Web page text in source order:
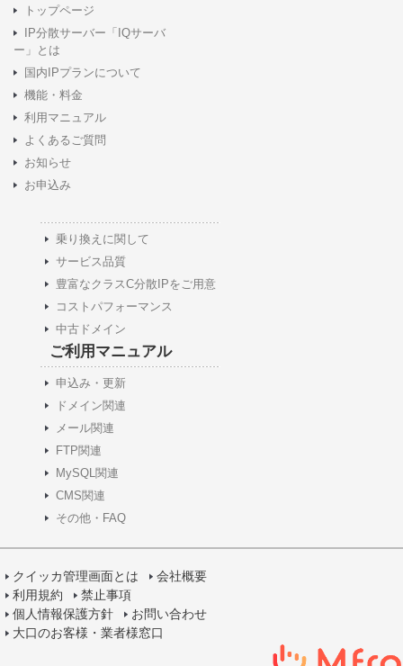
トップページ
IP分散サーバー「IQサーバ
ー」とは
国内IPプランについて
機能・料金
利用マニュアル
よくあるご質問
お知らせ
お申込み
乗り換えに関して
サービス品質
豊富なクラスC分散IPをご用意
コストパフォーマンス
中古ドメイン
ご利用マニュアル
申込み・更新
ドメイン関連
メール関連
FTP関連
MySQL関連
CMS関連
その他・FAQ
クイッカ管理画面とは
会社概要
利用規約
禁止事項
個人情報保護方針
お問い合わせ
大口のお客様・業者様窓口